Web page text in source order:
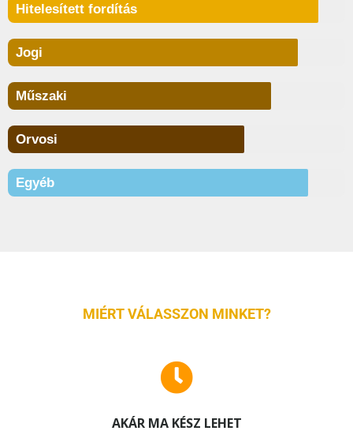
Hitelesített fordítás
Jogi
Műszaki
Orvosi
Egyéb
MIÉRT VÁLASSZON MINKET?
AKÁR MA KÉSZ LEHET